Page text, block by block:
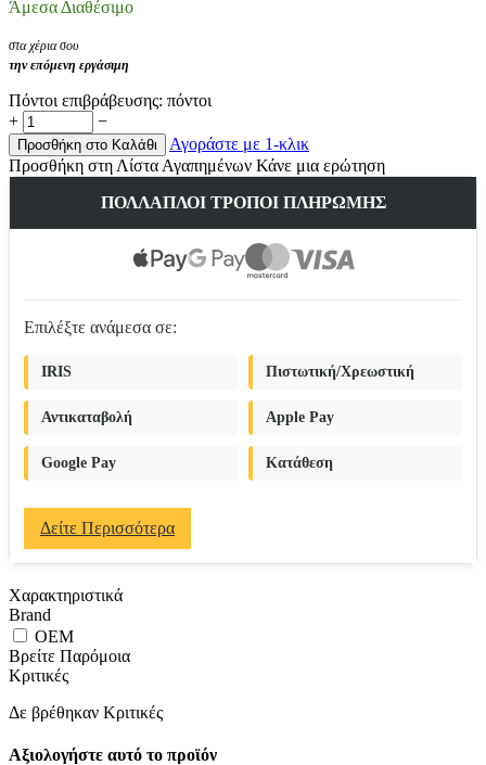
Άμεσα Διαθέσιμο
στα χέρια σου
την επόμενη εργάσιμη
Πόντοι επιβράβευσης: πόντοι
+
−
Προσθήκη στο Καλάθι
Αγοράστε με 1-κλικ
Προσθήκη στη Λίστα Αγαπημένων Κάνε μια ερώτηση
ΠΟΛΛΑΠΛΟΊ ΤΡΌΠΟΙ ΠΛΗΡΩΜΉΣ
Επιλέξτε ανάμεσα σε:
IRIS Πιστωτική/Χρεωστική
Αντικαταβολή Apple Pay
Google Pay Κατάθεση
Δείτε Περισσότερα
Χαρακτηριστικά
Brand
OEM
Βρείτε Παρόμοια
Κριτικές
Δε βρέθηκαν Κριτικές
Αξιολογήστε αυτό το προϊόν